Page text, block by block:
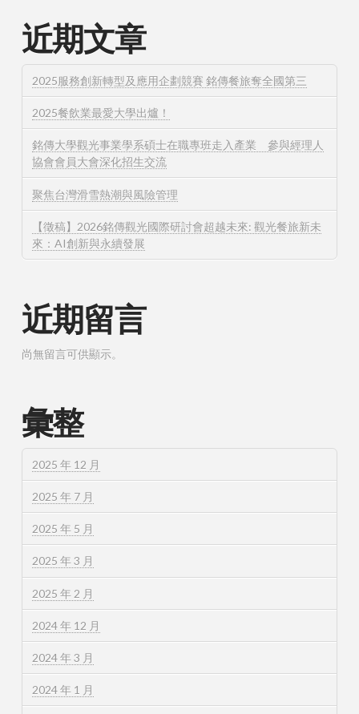
近期文章
2025服務創新轉型及應用企劃競賽 銘傳餐旅奪全國第三
2025餐飲業最愛大學出爐！
銘傳大學觀光事業學系碩士在職專班走入產業 參與經理人
協會會員大會深化招生交流
聚焦台灣滑雪熱潮與風險管理
【徵稿】2026銘傳觀光國際研討會超越未來: 觀光餐旅新未
來：AI創新與永續發展
近期留言
尚無留言可供顯示。
彙整
2025 年 12 月
2025 年 7 月
2025 年 5 月
2025 年 3 月
2025 年 2 月
2024 年 12 月
2024 年 3 月
2024 年 1 月